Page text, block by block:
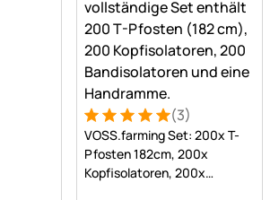
Bewertung: 5 von 5 (3
3 Bewertungen
(3)
VOSS.farming Set: 200x T-
Pfosten 182cm, 200x
Kopfisolatoren, 200x